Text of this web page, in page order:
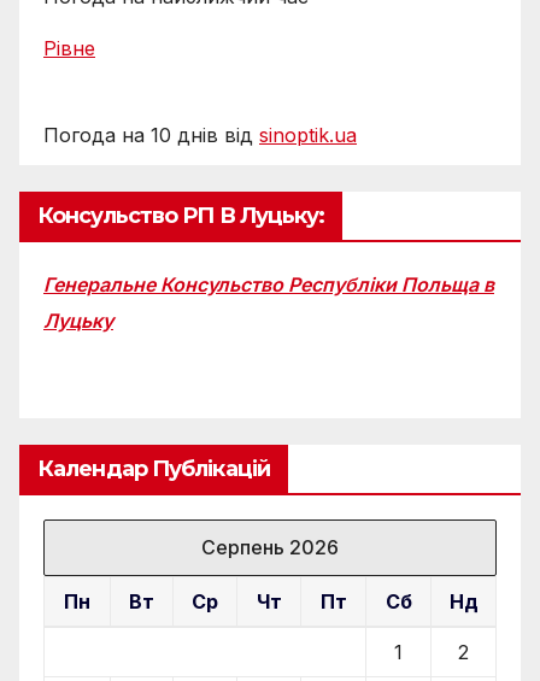
Рівне
Погода на 10 днів від sinoptik.ua
Консульство РП В Луцьку:
Генеральне Консульство Республіки Польща в
Луцьку
Календар Публікацій
Серпень 2026
Пн Вт Ср Чт Пт Сб Нд
1 2